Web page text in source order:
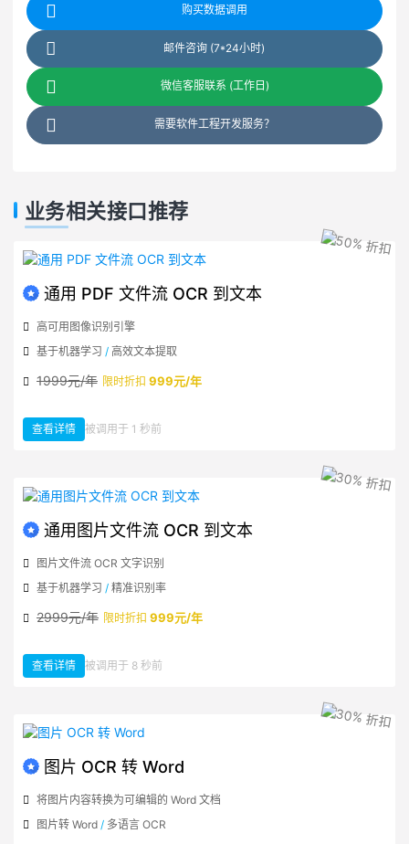
购买数据调用
邮件咨询 (7*24小时)
微信客服联系 (工作日)
需要软件工程开发服务？
业务相关接口推荐
通用 PDF 文件流 OCR 到文本
高可用图像识别引擎
基于机器学习 / 高效文本提取
1999元/年 限时折扣 999元/年
查看详情：通用 PDF 文件流 OCR 到文本
被调用于 1 秒前
通用图片文件流 OCR 到文本
图片文件流 OCR 文字识别
基于机器学习 / 精准识别率
2999元/年 限时折扣 999元/年
查看详情：通用图片文件流 OCR 到文本
被调用于 8 秒前
图片 OCR 转 Word
将图片内容转换为可编辑的 Word 文档
图片转 Word / 多语言 OCR